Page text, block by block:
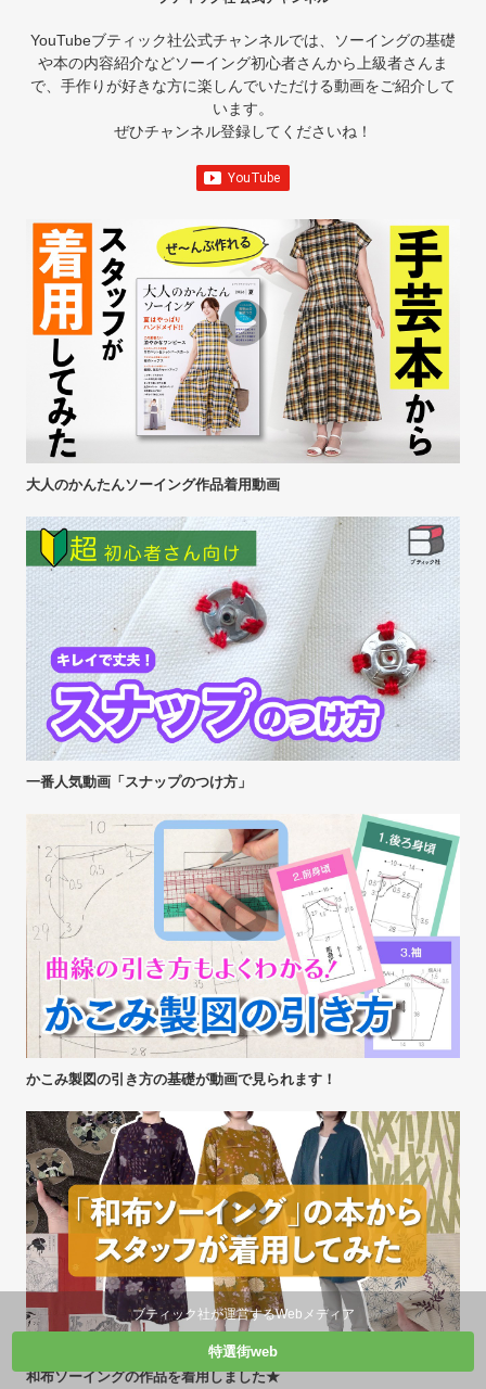
YouTubeブティック社公式チャンネルでは、ソーイングの基礎
や本の内容紹介などソーイング初心者さんから上級者さんま
で、手作りが好きな方に楽しんでいただける動画をご紹介して
います。
ぜひチャンネル登録してくださいね！
大人のかんたんソーイング作品着用動画
一番人気動画「スナップのつけ方」
かこみ製図の引き方の基礎が動画で見られます！
和布ソーイングの作品を着用しました★
ブティック社が運営するWebメディア
特選街web